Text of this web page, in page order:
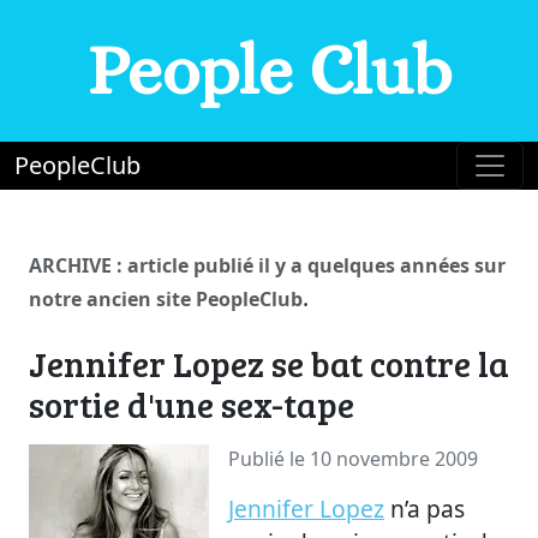
People Club
PeopleClub
ARCHIVE : article publié il y a quelques années sur
notre ancien site PeopleClub.
Jennifer Lopez se bat contre la
sortie d'une sex-tape
Publié le 10 novembre 2009
Jennifer Lopez n’a pas